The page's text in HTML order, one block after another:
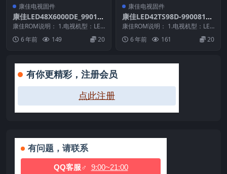
康佳电视固件
康佳LED48X6000DE_99010
784-V1.0.07原厂系统刷机电
视固件包下载
康佳ROM说明： 1.电视机型：LED
48X6000DE 2.物料号：99010...
6 年前 149 20
康佳电视固件
康佳LED42TS98D-99008131
-V1.0.02_20101207原厂系统
刷机电视固件包下载
康佳ROM说明： 1.电视机型：LED
42TS98D 2.物料号：9900813...
6 年前 161 20
有你更精彩，注册会员
点此注册
有问题，请联系
QQ客服♂ 9:00~21:00